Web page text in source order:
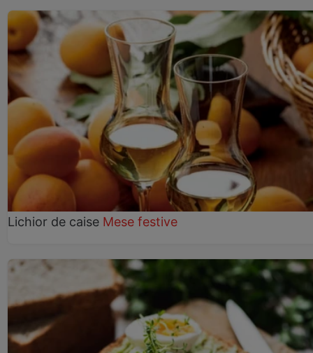
Lichior de caise Mese festive